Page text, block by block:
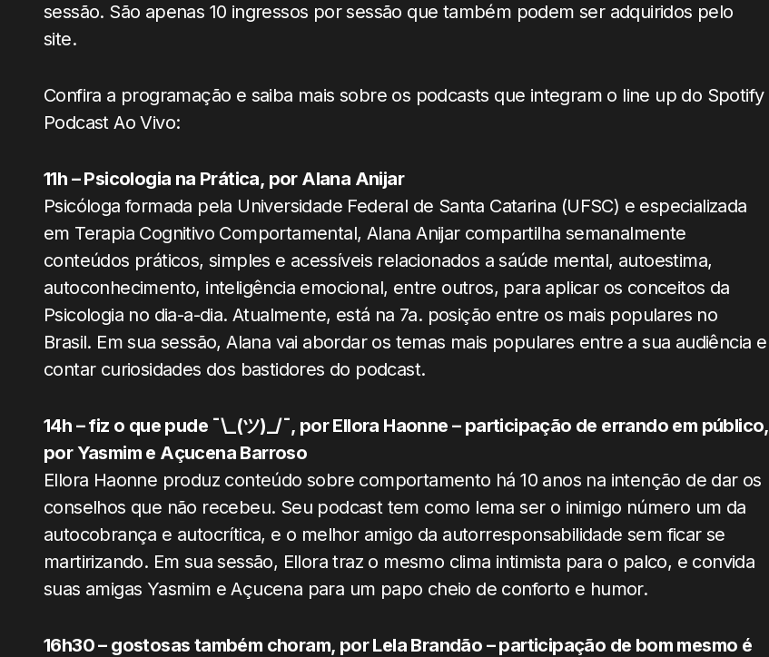
sessão. São apenas 10 ingressos por sessão que também podem ser adquiridos pelo
site.
Confira a programação e saiba mais sobre os podcasts que integram o line up do Spotify
Podcast Ao Vivo:
11h – Psicologia na Prática, por Alana Anijar
Psicóloga formada pela Universidade Federal de Santa Catarina (UFSC) e especializada
em Terapia Cognitivo Comportamental, Alana Anijar compartilha semanalmente
conteúdos práticos, simples e acessíveis relacionados a saúde mental, autoestima,
autoconhecimento, inteligência emocional, entre outros, para aplicar os conceitos da
Psicologia no dia-a-dia. Atualmente, está na 7a. posição entre os mais populares no
Brasil. Em sua sessão, Alana vai abordar os temas mais populares entre a sua audiência e
contar curiosidades dos bastidores do podcast.
14h – fiz o que pude ¯\_(ツ)_/¯, por Ellora Haonne – participação de errando em público,
por Yasmim e Açucena Barroso
Ellora Haonne produz conteúdo sobre comportamento há 10 anos na intenção de dar os
conselhos que não recebeu. Seu podcast tem como lema ser o inimigo número um da
autocobrança e autocrítica, e o melhor amigo da autorresponsabilidade sem ficar se
martirizando. Em sua sessão, Ellora traz o mesmo clima intimista para o palco, e convida
suas amigas Yasmim e Açucena para um papo cheio de conforto e humor.
16h30 – gostosas também choram, por Lela Brandão – participação de bom mesmo é